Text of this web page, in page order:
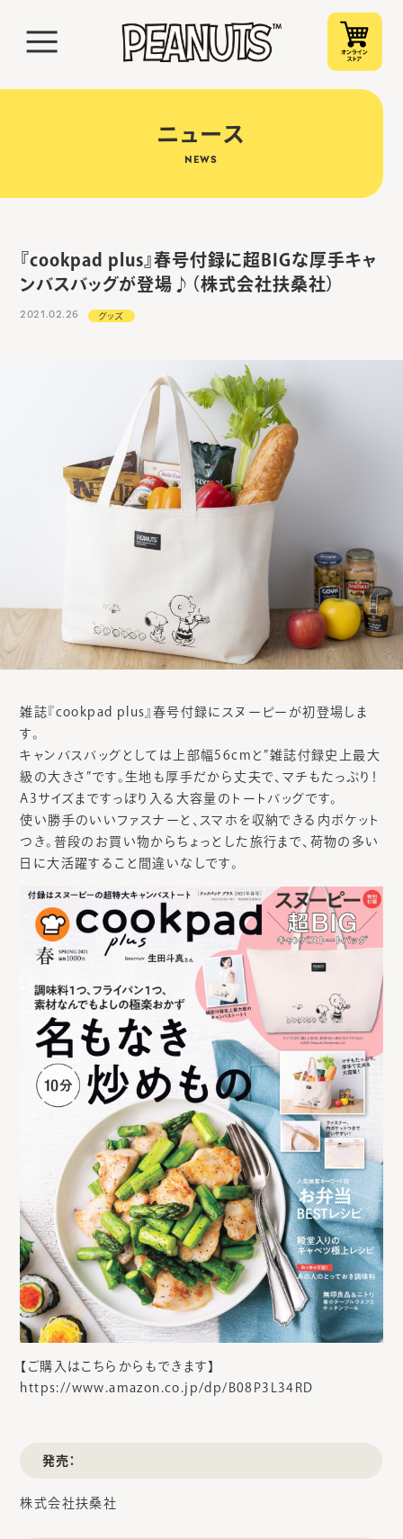
ニュース
NEWS
『cookpad plus』春号付録に超BIGな厚手キャ
ンバスバッグが登場♪（株式会社扶桑社）
2021.02.26 グッズ
雑誌『cookpad plus』春号付録にスヌーピーが初登場しま
す。
キャンバスバッグとしては上部幅56cmと”雑誌付録史上最大
級の大きさ”です。生地も厚手だから丈夫で、マチもたっぷり！
A3サイズまですっぽり入る大容量のトートバッグです。
使い勝手のいいファスナーと、スマホを収納できる内ポケット
つき。普段のお買い物からちょっとした旅行まで、荷物の多い
日に大活躍すること間違いなしです。
【ご購入はこちらからもできます】
https://www.amazon.co.jp/dp/B08P3L34RD
発売：
株式会社扶桑社